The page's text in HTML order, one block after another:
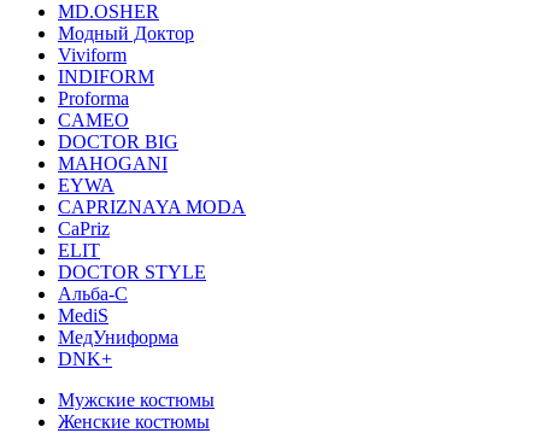
MD.OSHER
Модный Доктор
Viviform
INDIFORM
Proforma
CAMEO
DOCTOR BIG
MAHOGANI
EYWA
CAPRIZNAYA MODA
CaPriz
ELIT
DOCTOR STYLE
Альба-С
MediS
МедУниформа
DNK+
Мужские костюмы
Женские костюмы